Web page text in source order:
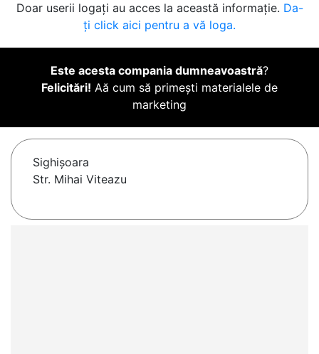
Doar userii logați au acces la această informație. Da-
ți click aici pentru a vă loga.
Este acesta compania dumneavoastră?
Felicitări! Aă cum să primești materialele de
marketing
Sighişoara
Str. Mihai Viteazu